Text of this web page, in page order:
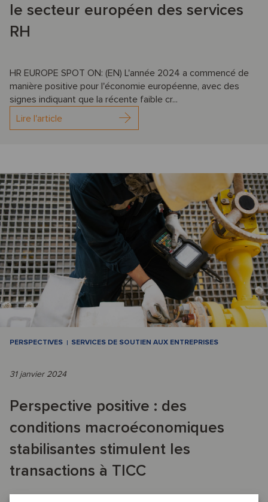
le secteur européen des services
RH
HR EUROPE SPOT ON: (EN) L'année 2024 a commencé de
manière positive pour l'économie européenne, avec des
signes indiquant que la récente faible cr...
Lire l'article
PERSPECTIVES SERVICES DE SOUTIEN AUX ENTREPRISES
31 janvier 2024
Perspective positive : des
conditions macroéconomiques
stabilisantes stimulent les
transactions à TICC